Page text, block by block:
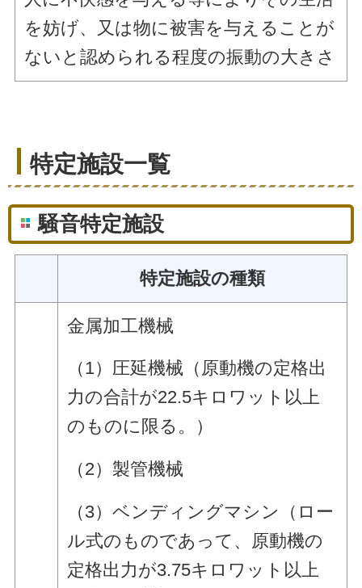
を妨げ、又は物に被害を与えることが
ないと認められる程度の振動の大きさ
特定施設一覧
騒音特定施設
特定施設の種類
金属加工機械
（1）圧延機械（原動機の定格出
力の合計が22.5キロワット以上
のものに限る。）
（2）製管機械
（3）ベンディングマシン（ロー
ル式のものであって、原動機の
定格出力が3.75キロワット以上